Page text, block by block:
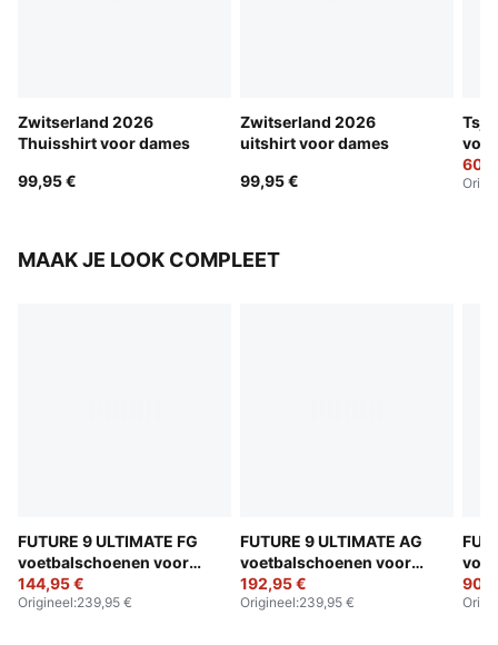
Zwitserland 2026
Thuisshirt voor dames
99,95 €
Zwitserland 2026
uitshirt voor dames
99,95 €
MAAK JE LOOK COMPLEET
FUTURE 9 ULTIMATE FG
voetbalschoenen voor
dames
144,95 €
Origineel:239,95 €
FUTURE 9 ULTIMATE AG
voetbalschoenen voor
dames
192,95 €
Origineel:239,95 €